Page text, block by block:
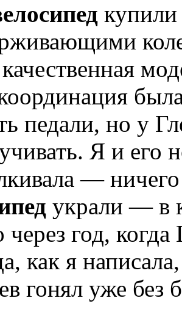
педали, но у
Я и его
—
украли — в
через год,
как я
гонял уже без